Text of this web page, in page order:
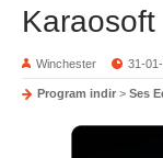
Winchester 31-
Program indir > Ses